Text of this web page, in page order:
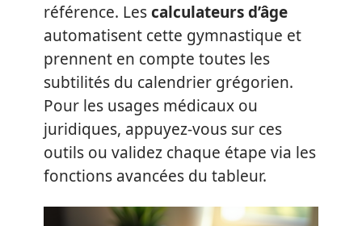
référence. Lescalculateurs d’âge
automatisent cette gymnastique et
prennent en compte toutes les
subtilités du calendrier grégorien.
Pour les usages médicaux ou
juridiques, appuyez-vous sur ces
outils ou validez chaque étape via les
fonctions avancées du tableur.